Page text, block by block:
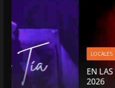
LOCALES OPINIÓN
EN LAS TRIPAS DEL
2026